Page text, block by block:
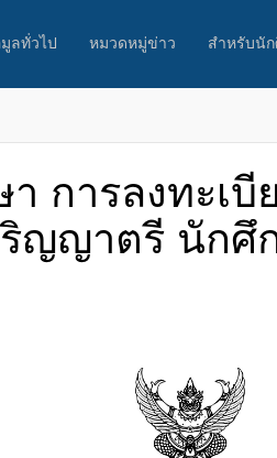
ลทั่วไป หมวดหมู่ข่าว สำหรับนั
การลงทะเบี
ญญาตรี นัก